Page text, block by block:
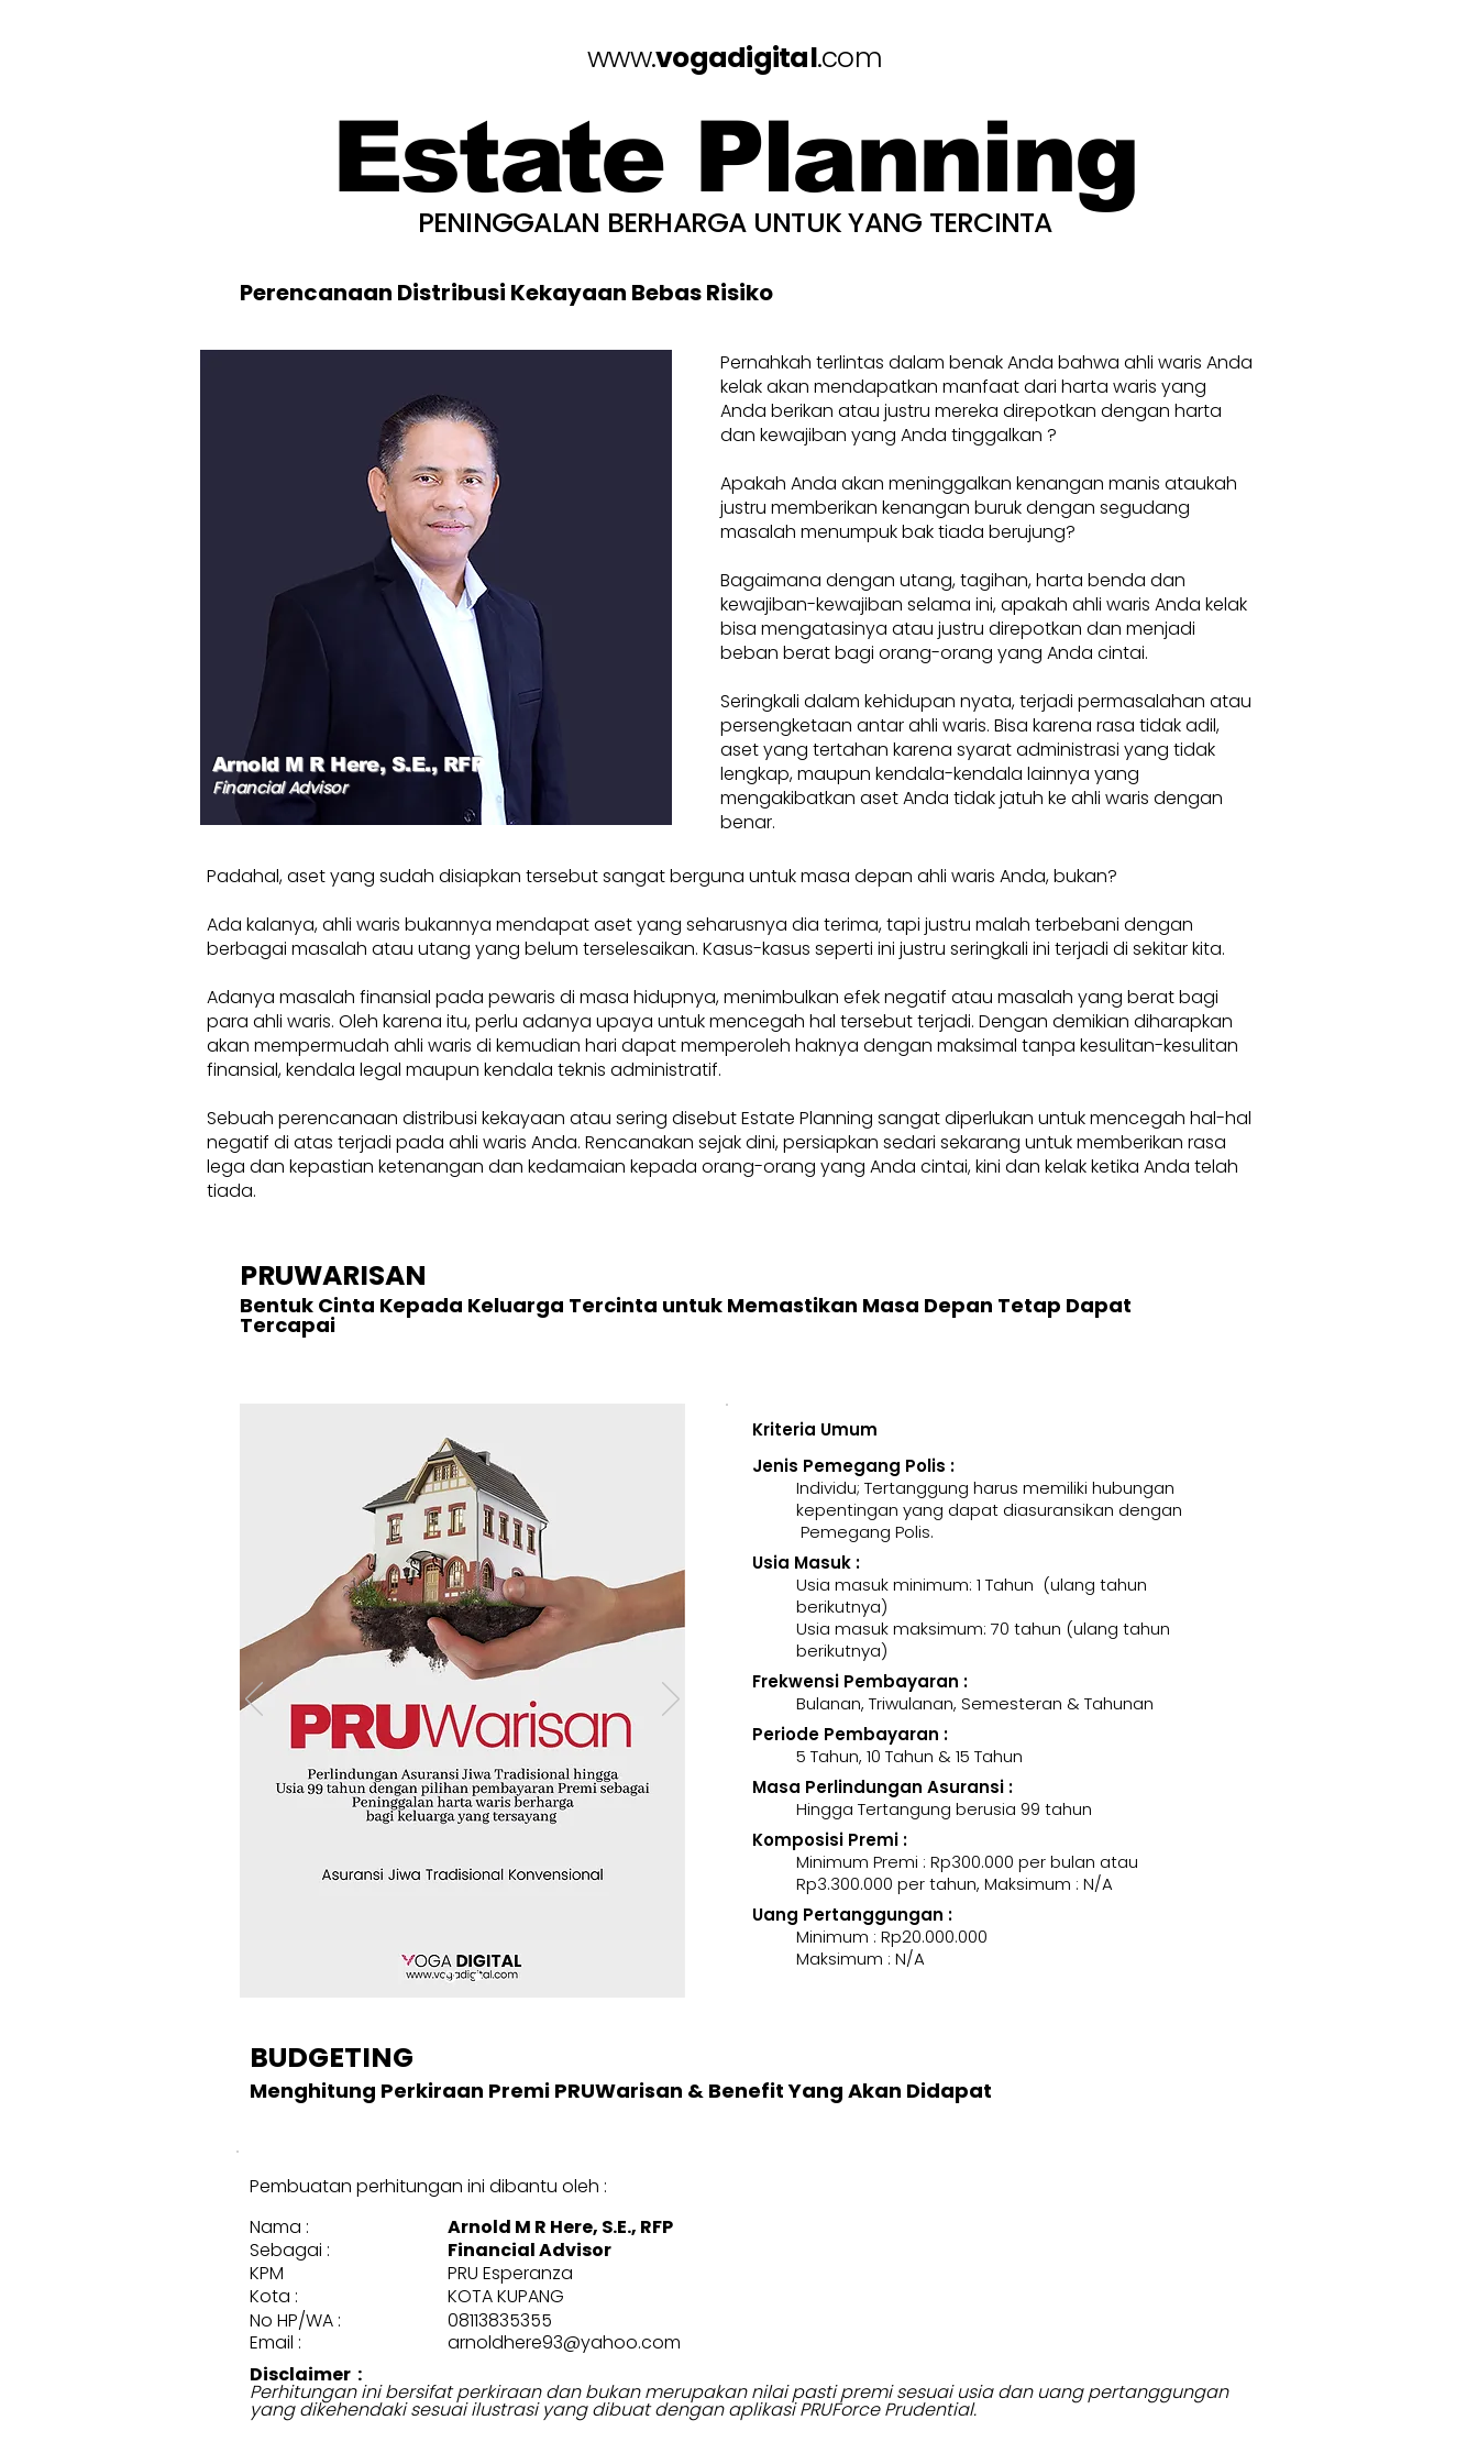
www.vogadigital.com
Estate Planning
PENINGGALAN BERHARGA UNTUK YANG TERCINTA
Perencanaan Distribusi Kekayaan Bebas Risiko
Financial Advisor
Arnold M R Here, S.E., RFP
Pernahkah terlintas dalam benak Anda bahwa ahli waris Anda
kelak akan mendapatkan manfaat dari harta waris yang
Anda berikan atau justru mereka direpotkan dengan harta
dan kewajiban yang Anda tinggalkan ?
Apakah Anda akan meninggalkan kenangan manis ataukah
justru memberikan kenangan buruk dengan segudang
masalah menumpuk bak tiada berujung?
Bagaimana dengan utang, tagihan, harta benda dan
kewajiban-kewajiban selama ini, apakah ahli waris Anda kelak
bisa mengatasinya atau justru direpotkan dan menjadi
beban berat bagi orang-orang yang Anda cintai.
Seringkali dalam kehidupan nyata, terjadi permasalahan atau
persengketaan antar ahli waris. Bisa karena rasa tidak adil,
aset yang tertahan karena syarat administrasi yang tidak
lengkap, maupun kendala-kendala lainnya yang
mengakibatkan aset Anda tidak jatuh ke ahli waris dengan
benar.
Padahal, aset yang sudah disiapkan tersebut sangat berguna untuk masa depan ahli waris Anda, bukan?
Ada kalanya, ahli waris bukannya mendapat aset yang seharusnya dia terima, tapi justru malah terbebani dengan
berbagai masalah atau utang yang belum terselesaikan. Kasus-kasus seperti ini justru seringkali ini terjadi di sekitar kita.
Adanya masalah finansial pada pewaris di masa hidupnya, menimbulkan efek negatif atau masalah yang berat bagi
para ahli waris. Oleh karena itu, perlu adanya upaya untuk mencegah hal tersebut terjadi. Dengan demikian diharapkan
akan mempermudah ahli waris di kemudian hari dapat memperoleh haknya dengan maksimal tanpa kesulitan-kesulitan
finansial, kendala legal maupun kendala teknis administratif.
Sebuah perencanaan distribusi kekayaan atau sering disebut Estate Planning sangat diperlukan untuk mencegah hal-hal
negatif di atas terjadi pada ahli waris Anda. Rencanakan sejak dini, persiapkan sedari sekarang untuk memberikan rasa
lega dan kepastian ketenangan dan kedamaian kepada orang-orang yang Anda cintai, kini dan kelak ketika Anda telah
tiada.
PRUWARISAN
Bentuk Cinta Kepada Keluarga Tercinta untuk Memastikan Masa Depan Tetap Dapat
Tercapai
Kriteria Umum
Jenis Pemegang Polis :
Individu; Tertanggung harus memiliki hubungan
kepentingan yang dapat diasuransikan dengan
Pemegang Polis.
Usia Masuk :
Usia masuk minimum: 1 Tahun (ulang tahun
berikutnya)
Usia masuk maksimum: 70 tahun (ulang tahun
berikutnya)
Frekwensi Pembayaran :
Bulanan, Triwulanan, Semesteran & Tahunan
Periode Pembayaran :
5 Tahun, 10 Tahun & 15 Tahun
Masa Perlindungan Asuransi :
Hingga Tertangung berusia 99 tahun
Komposisi Premi :
Minimum Premi : Rp300.000 per bulan atau
Rp3.300.000 per tahun, Maksimum : N/A
Uang Pertanggungan :
Minimum : Rp20.000.000
Maksimum : N/A
BUDGETING
Menghitung Perkiraan Premi PRUWarisan & Benefit Yang Akan Didapat
Pembuatan perhitungan ini dibantu oleh :
KOTA KUPANG
Kota :
08113835355
No HP/WA :
Email :
arnoldhere93@yahoo.com
Disclaimer :
Perhitungan ini bersifat perkiraan dan bukan merupakan nilai pasti premi sesuai usia dan uang pertanggungan
yang dikehendaki sesuai ilustrasi yang dibuat dengan aplikasi PRUForce Prudential.
Nama :
Arnold M R Here, S.E., RFP
Sebagai :
Financial Advisor
KPM
PRU Esperanza